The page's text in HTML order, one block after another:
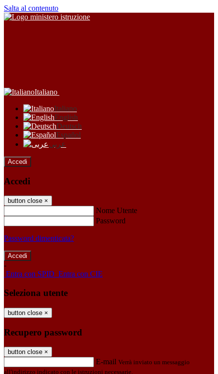
Salta al contenuto
Italiano
Italiano
English
Deutsch
Español
عربى
Accedi
Accedi
button close ×
Nome Utente
Password
Password dimenticata?
-
Entra con SPID Entra con CIE
Seleziona utente
button close ×
Recupero password
button close ×
E-mail Verrà inviato un messaggio
all'indirizzo indicato con le istruzioni necessarie.